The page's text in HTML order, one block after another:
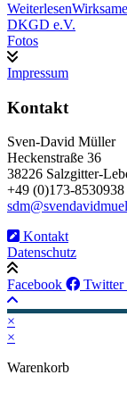
Weiterlesen
DKGD e.V.
Fotos
Impressum
Kontakt
Sven-David Müller
Heckenstraße 36
38226 Salzgitter-
+49 (0)173-8530938
Kontakt
Datenschutz
Facebook Twitter
×
×
Warenkorb